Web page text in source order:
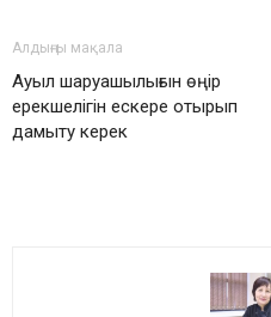
Алдыңғы мақала
Ауыл шаруашылығын өңір
ерекшелігін ескере отырып
дамыту керек